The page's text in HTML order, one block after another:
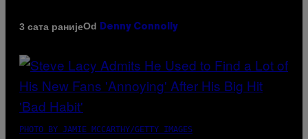
3 сата ранијеOd Denny Connolly
PHOTO BY JAMIE MCCARTHY/GETTY IMAGES